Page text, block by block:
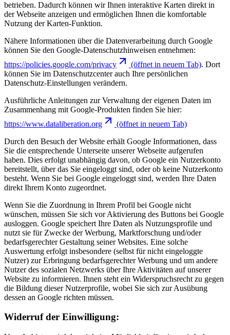
betrieben. Dadurch können wir Ihnen interaktive Karten direkt in
der Webseite anzeigen und ermöglichen Ihnen die komfortable
Nutzung der Karten-Funktion.
Nähere Informationen über die Datenverarbeitung durch Google
können Sie den Google-Datenschutzhinweisen entnehmen:
https://policies.google.com/privacy
(öffnet in neuem Tab). Dort
können Sie im Datenschutzcenter auch Ihre persönlichen
Datenschutz-Einstellungen verändern.
Ausführliche Anleitungen zur Verwaltung der eigenen Daten im
Zusammenhang mit Google-Produkten finden Sie hier:
https://www.dataliberation.org
(öffnet in neuem Tab)
Durch den Besuch der Website erhält Google Informationen, dass
Sie die entsprechende Unterseite unserer Webseite aufgerufen
haben. Dies erfolgt unabhängig davon, ob Google ein Nutzerkonto
bereitstellt, über das Sie eingeloggt sind, oder ob keine Nutzerkonto
besteht. Wenn Sie bei Google eingeloggt sind, werden Ihre Daten
direkt Ihrem Konto zugeordnet.
Wenn Sie die Zuordnung in Ihrem Profil bei Google nicht
wünschen, müssen Sie sich vor Aktivierung des Buttons bei Google
ausloggen. Google speichert Ihre Daten als Nutzungsprofile und
nutzt sie für Zwecke der Werbung, Marktforschung und/oder
bedarfsgerechter Gestaltung seiner Websites. Eine solche
Auswertung erfolgt insbesondere (selbst für nicht eingeloggte
Nutzer) zur Erbringung bedarfsgerechter Werbung und um andere
Nutzer des sozialen Netzwerks über Ihre Aktivitäten auf unserer
Website zu informieren. Ihnen steht ein Widerspruchsrecht zu gegen
die Bildung dieser Nutzerprofile, wobei Sie sich zur Ausübung
dessen an Google richten müssen.
Widerruf der Einwilligung: